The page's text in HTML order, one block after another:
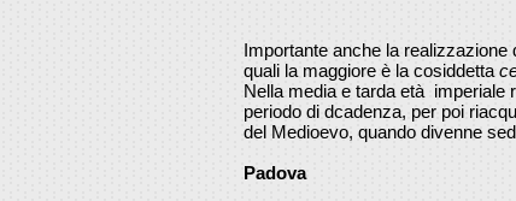
Importante anche la
quali la maggiore è la cosiddetta
Nella media e tarda età imperiale
periodo di dcadenza, per poi
del Medioevo, quando divenne
Padova